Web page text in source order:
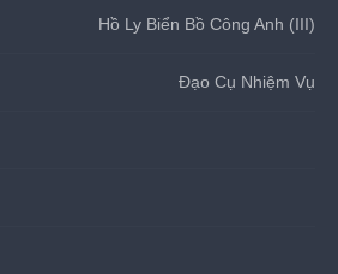
Hồ Ly Biển Bồ Công Anh (III)
Đạo Cụ Nhiệm Vụ